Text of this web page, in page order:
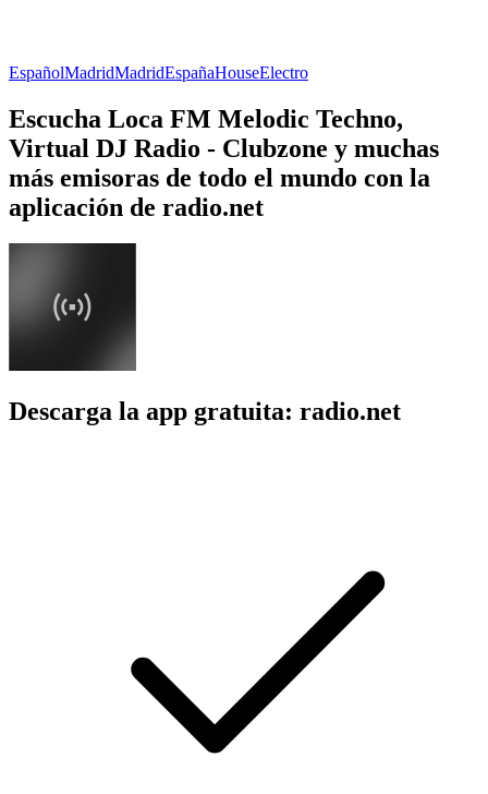
EspañolMadridMadridEspañaHouseElectro
Escucha Loca FM Melodic Techno,
Virtual DJ Radio - Clubzone y muchas
más emisoras de todo el mundo con la
aplicación de radio.net
Descarga la app gratuita: radio.net